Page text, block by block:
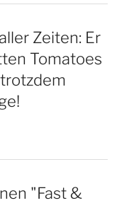
Zeiten: Er
Tomatoes
"Fast &